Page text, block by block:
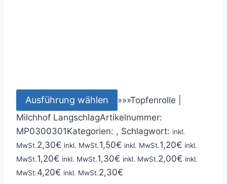
Ausführung wählen »»»Topfenrolle |
Milchhof LangschlagArtikelnummer:
MP0300301Kategorien: , Schlagwort: inkl.
MwSt.2,30€ inkl. MwSt.1,50€ inkl. MwSt.1,20€ inkl.
MwSt.1,20€ inkl. MwSt.1,30€ inkl. MwSt.2,00€ inkl.
MwSt.4,20€ inkl. MwSt.2,30€